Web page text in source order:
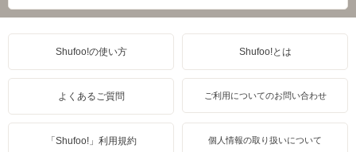
Shufoo!の使い方 Shufoo!とは
よくあるご質問 ご利用についてのお問い合わせ
「Shufoo!」利用規約 個人情報の取り扱いについて